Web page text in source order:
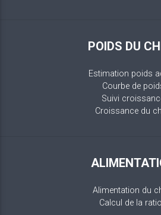
POIDS DU
Estimation poids
Courbe de
Suivi
Croissance du
Alimentation du
Calcul de la